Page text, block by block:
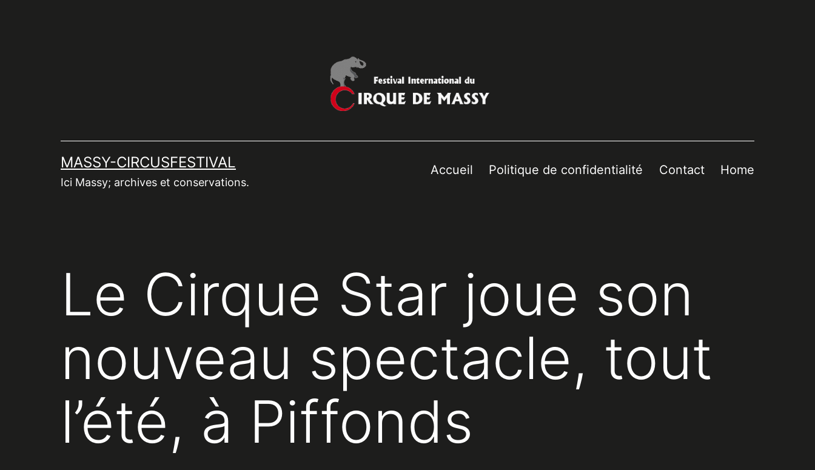
MASSY-CIRCUSFESTIVAL
Ici Massy; archives et conservations.
Accueil Politique de confidentialité Contact Home
Le Cirque Star joue son
nouveau spectacle, tout
l’été, à Piffonds